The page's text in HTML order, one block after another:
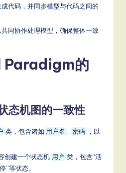
成代码，并同步模型与代码之间的
共同协作处理模型，确保整体一致
Paradigm的
态机图的一致性
类，包含诸如 用户名 , 密码 ，以
创建一个状态机 用户 类，包含“活
”等状态。